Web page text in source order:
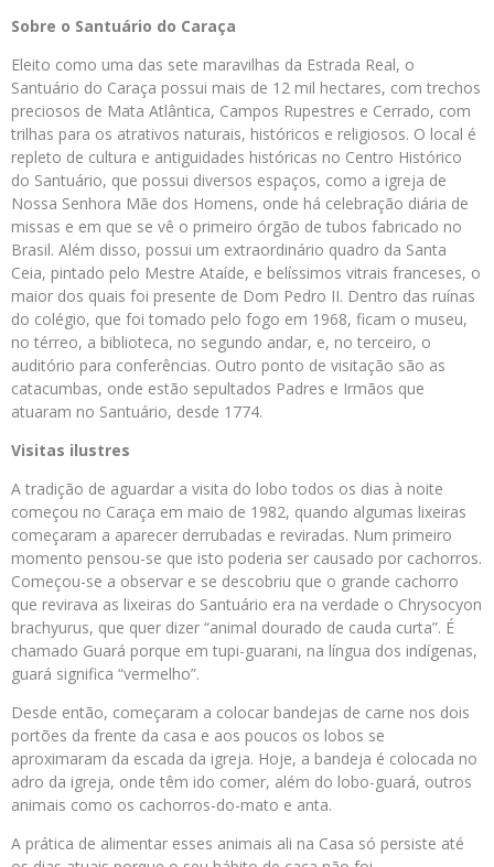
Sobre o Santuário do Caraça
Eleito como uma das sete maravilhas da Estrada Real, o
Santuário do Caraça possui mais de 12 mil hectares, com trechos
preciosos de Mata Atlântica, Campos Rupestres e Cerrado, com
trilhas para os atrativos naturais, históricos e religiosos. O local é
repleto de cultura e antiguidades históricas no Centro Histórico
do Santuário, que possui diversos espaços, como a igreja de
Nossa Senhora Mãe dos Homens, onde há celebração diária de
missas e em que se vê o primeiro órgão de tubos fabricado no
Brasil. Além disso, possui um extraordinário quadro da Santa
Ceia, pintado pelo Mestre Ataíde, e belíssimos vitrais franceses, o
maior dos quais foi presente de Dom Pedro II. Dentro das ruínas
do colégio, que foi tomado pelo fogo em 1968, ficam o museu,
no térreo, a biblioteca, no segundo andar, e, no terceiro, o
auditório para conferências. Outro ponto de visitação são as
catacumbas, onde estão sepultados Padres e Irmãos que
atuaram no Santuário, desde 1774.
Visitas ilustres
A tradição de aguardar a visita do lobo todos os dias à noite
começou no Caraça em maio de 1982, quando algumas lixeiras
começaram a aparecer derrubadas e reviradas. Num primeiro
momento pensou-se que isto poderia ser causado por cachorros.
Começou-se a observar e se descobriu que o grande cachorro
que revirava as lixeiras do Santuário era na verdade o Chrysocyon
brachyurus, que quer dizer “animal dourado de cauda curta”. É
chamado Guará porque em tupi-guarani, na língua dos indígenas,
guará significa “vermelho”.
Desde então, começaram a colocar bandejas de carne nos dois
portões da frente da casa e aos poucos os lobos se
aproximaram da escada da igreja. Hoje, a bandeja é colocada no
adro da igreja, onde têm ido comer, além do lobo-guará, outros
animais como os cachorros-do-mato e anta.
A prática de alimentar esses animais ali na Casa só persiste até